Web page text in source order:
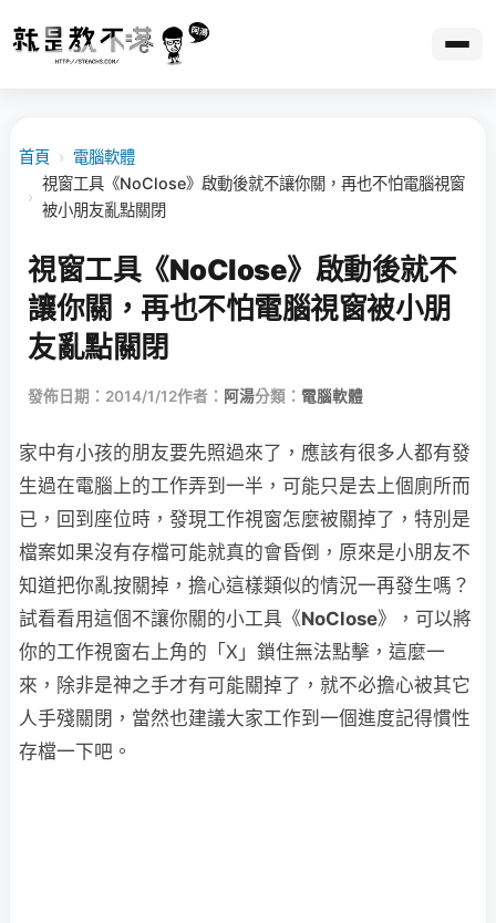
首頁 › 電腦軟體
›
視窗工具《NoClose》啟動後就不讓你關，再也不怕電腦視窗
被小朋友亂點關閉
視窗工具《NoClose》啟動後就不
讓你關，再也不怕電腦視窗被小朋
友亂點關閉
發佈日期：2014/1/12作者： 阿湯分類： 電腦軟體
家中有小孩的朋友要先照過來了，應該有很多人都有發
生過在電腦上的工作弄到一半，可能只是去上個廁所而
已，回到座位時，發現工作視窗怎麼被關掉了，特別是
檔案如果沒有存檔可能就真的會昏倒，原來是小朋友不
知道把你亂按關掉，擔心這樣類似的情況一再發生嗎？
試看看用這個不讓你關的小工具《NoClose》，可以將
你的工作視窗右上角的「X」鎖住無法點擊，這麼一
來，除非是神之手才有可能關掉了，就不必擔心被其它
人手殘關閉，當然也建議大家工作到一個進度記得慣性
存檔一下吧。